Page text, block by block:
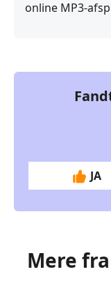
online MP3-
JA
Mere